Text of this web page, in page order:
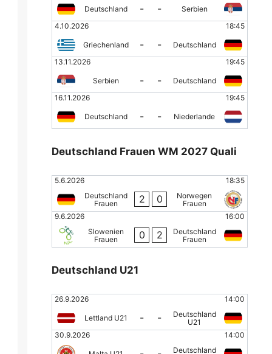
Deutschland - -
Serbien
4.10.2026
18:45
Griechenland - -
Deutschland
13.11.2026
19:45
Serbien - -
Deutschland
16.11.2026
19:45
Deutschland - - Niederlande
Deutschland Frauen WM 2027 Quali
5.6.2026
18:35
Deutschland
Frauen
2 0
Norwegen
Frauen
9.6.2026
16:00
Slowenien
Frauen
0 2
Deutschland
Frauen
Deutschland U21
26.9.2026 14:00
Lettland U21 - -
Deutschland
U21
30.9.2026
14:00
Deutschland